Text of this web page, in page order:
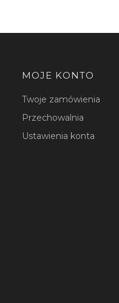
MOJE KONTO
Twoje zamówienia
Przechowalnia
Ustawienia konta